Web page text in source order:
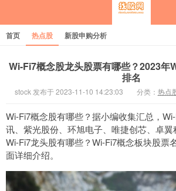
每日概念股
首页 热点股 新股申购分析
Wi-Fi7概念股龙头股票有哪些？2023年
排名
stock 发布于 2023-11-10 14:23:03 分类： 热点
Wi-Fi7概念股有哪些？据小编收集汇总，
讯、紫光股份、环旭电子、唯捷创芯、卓翼
Wi-Fi7龙头股有哪些？Wi-Fi7概念板块股票
面详细介绍。